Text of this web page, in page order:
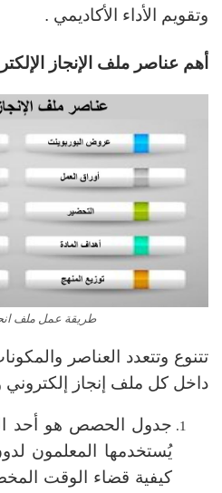
وتقويم الأداء الأكاديمي .
أهم عناصر ملف الإنجاز
طريقة عمل ملف
تتنوع وتتعدد العناصر
داخل كل ملف إنجاز إلكتروني
جدول الحصص هو أحد
يُستخدمها المعلمون
كيفية قضاء الوقت